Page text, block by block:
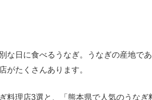
な日に食べるうなぎ。うなぎの産地で
がたくさんあります。
料理店3選と、「熊本県で人気のうなぎ